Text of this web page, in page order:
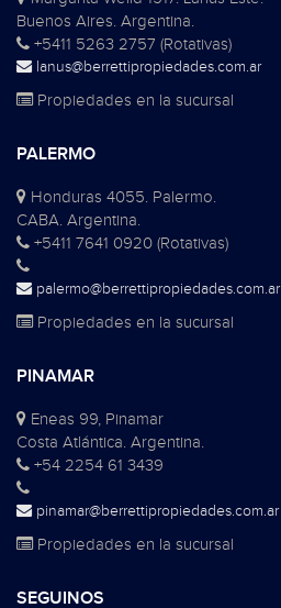
Buenos Aires. Argentina.
+5411 5263 2757 (Rotativas)
lanus@berrettipropiedades.com.ar
Propiedades en la sucursal
PALERMO
Honduras 4055. Palermo.
CABA. Argentina.
+5411 7641 0920 (Rotativas)
palermo@berrettipropiedades.com.ar
Propiedades en la sucursal
PINAMAR
Eneas 99, Pinamar
Costa Atlántica. Argentina.
+54 2254 61 3439
pinamar@berrettipropiedades.com.ar
Propiedades en la sucursal
SEGUINOS